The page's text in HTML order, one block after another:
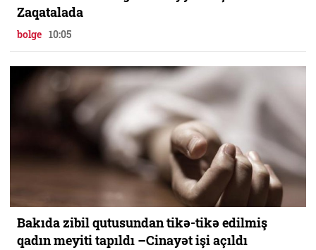
Zaqatalada
bolge 10:05
Bakıda zibil qutusundan tikə-tikə edilmiş
qadın meyiti tapıldı –Cinayət işi açıldı